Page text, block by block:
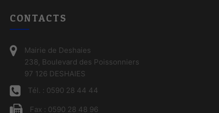
CONTACTS
Mairie de Deshaies
238, Boulevard des Poissonniers
97 126 DESHAIES
Tél. : 0590 28 44 44
Fax : 0590 28 48 96